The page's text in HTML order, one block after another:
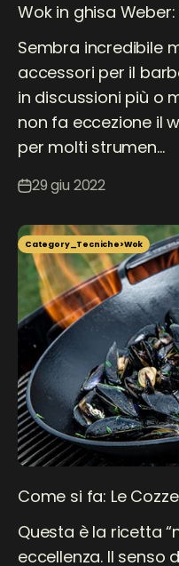
Wok in ghisa
Sembra incredibile
accessori per il
in discussioni più o
non fa eccezione il
per molti strumen...
29 giu 2022
Category_Tecniche>Wok
Come si fa: Le
Questa è la ricetta
eccellenza. Il senso